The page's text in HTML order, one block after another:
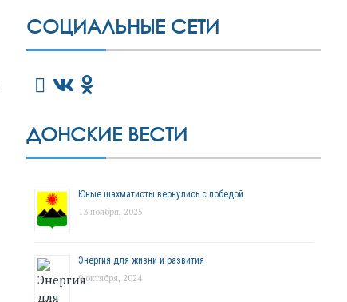
СОЦИАЛЬНЫЕ СЕТИ
ДОНСКИЕ ВЕСТИ
Юные шахматисты вернулись с победой
13 ноября, 2025
Энергия для жизни и развития
9 октября, 2024